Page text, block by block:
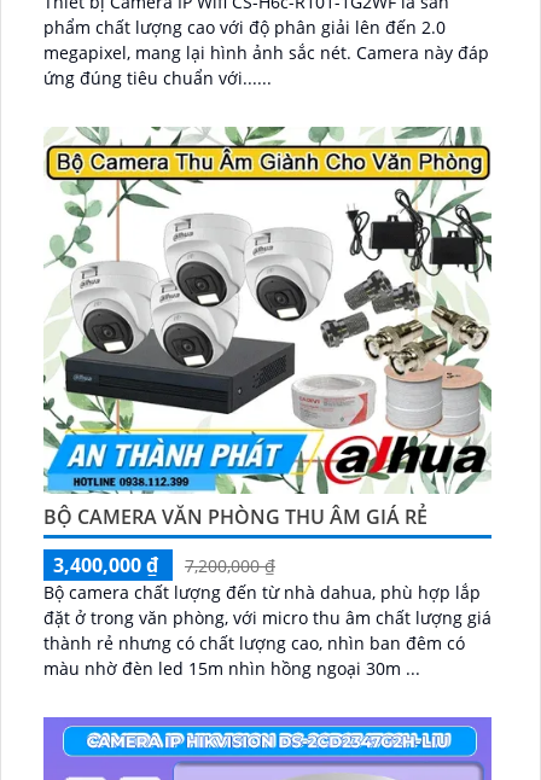
phẩm chất lượng cao với độ phân giải lên đến 2.0
megapixel, mang lại hình ảnh sắc nét. Camera này đáp
ứng đúng tiêu chuẩn với......
BỘ CAMERA VĂN PHÒNG THU ÂM GIÁ RẺ
3,400,000 ₫
7,200,000 ₫
Bộ camera chất lượng đến từ nhà dahua, phù hợp lắp
đặt ở trong văn phòng, với micro thu âm chất lượng giá
thành rẻ nhưng có chất lượng cao, nhìn ban đêm có
màu nhờ đèn led 15m nhìn hồng ngoại 30m ...